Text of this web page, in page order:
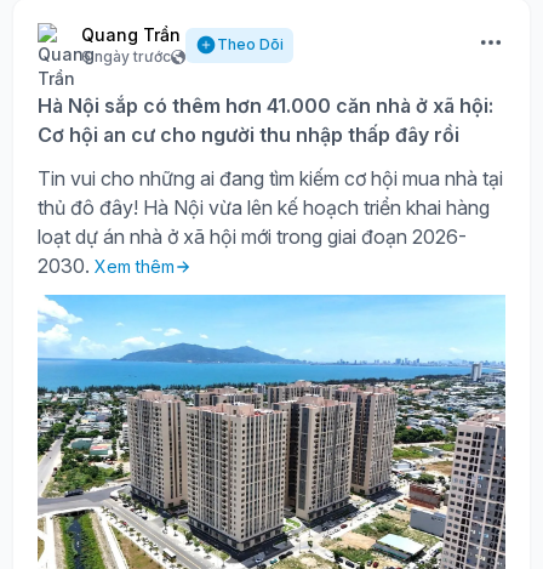
Quang Trần
6 ngày trước
Theo Dõi
Hà Nội sắp có thêm hơn 41.000 căn nhà ở xã hội:
Cơ hội an cư cho người thu nhập thấp đây rồi
Tin vui cho những ai đang tìm kiếm cơ hội mua nhà tại
thủ đô đây! Hà Nội vừa lên kế hoạch triển khai hàng
loạt dự án nhà ở xã hội mới trong giai đoạn 2026-
2030. Xem thêm